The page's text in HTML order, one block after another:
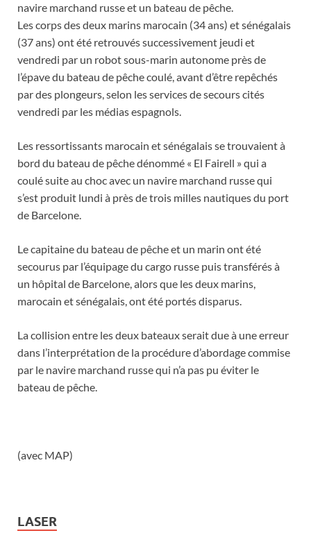
navire marchand russe et un bateau de pêche.
Les corps des deux marins marocain (34 ans) et sénégalais
(37 ans) ont été retrouvés successivement jeudi et
vendredi par un robot sous-marin autonome près de
l’épave du bateau de pêche coulé, avant d’être repêchés
par des plongeurs, selon les services de secours cités
vendredi par les médias espagnols.
Les ressortissants marocain et sénégalais se trouvaient à
bord du bateau de pêche dénommé « El Fairell » qui a
coulé suite au choc avec un navire marchand russe qui
s’est produit lundi à près de trois milles nautiques du port
de Barcelone.
Le capitaine du bateau de pêche et un marin ont été
secourus par l’équipage du cargo russe puis transférés à
un hôpital de Barcelone, alors que les deux marins,
marocain et sénégalais, ont été portés disparus.
La collision entre les deux bateaux serait due à une erreur
dans l’interprétation de la procédure d’abordage commise
par le navire marchand russe qui n’a pas pu éviter le
bateau de pêche.
(avec MAP)
LASER